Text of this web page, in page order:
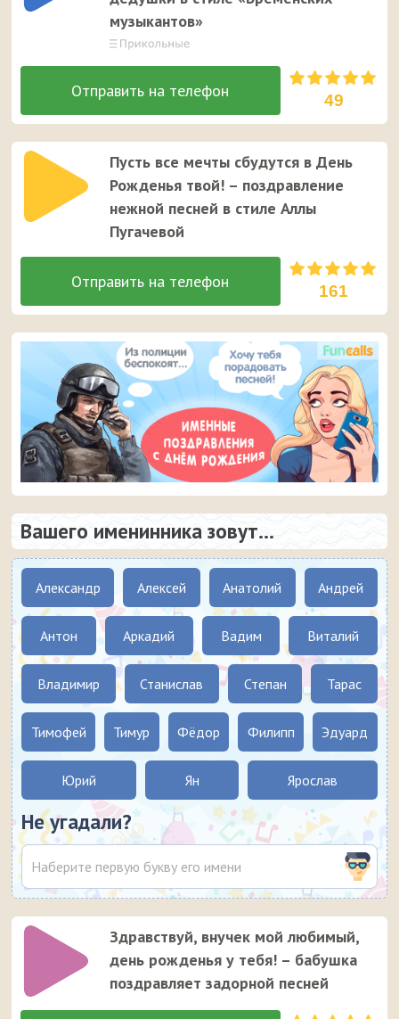
музыкантов»
49
Пусть все мечты сбудутся в День
Рожденья твой! – поздравление
нежной песней в стиле Аллы
Пугачевой
161
Вашего именинника зовут...
Александр Алексей Анатолий Андрей
Антон Аркадий Вадим Виталий
Владимир Станислав Степан Тарас
Тимофей Тимур Фёдор Филипп Эдуард
Юрий Ян Ярослав
Не угадали?
Здравствуй, внучек мой любимый,
день рожденья у тебя! – бабушка
поздравляет задорной песней